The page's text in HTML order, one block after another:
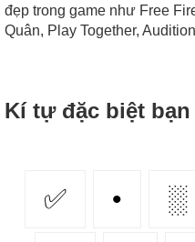
đẹp trong game như Free
Quân, Play Together,
Kí tự đặc biệt
✅ • ░